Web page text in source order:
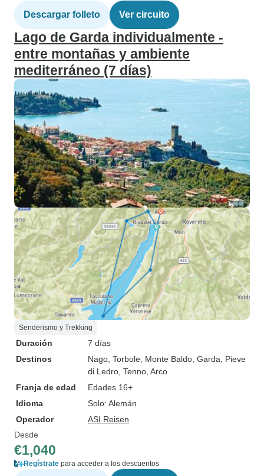
Descargar folleto Ver circuito
Lago de Garda individualmente -
entre montañas y ambiente
mediterráneo (7 días)
Senderismo y Trekking
Duración
7 días
Destinos
Nago , Torbole , Monte Baldo , Garda , Pieve
di Ledro , Tenno , Arco
Franja de edad
Edades 16+
Idioma
Solo: Alemán
Operador
ASI Reisen
Desde
€1,040
Regístrate para acceder a los descuentos